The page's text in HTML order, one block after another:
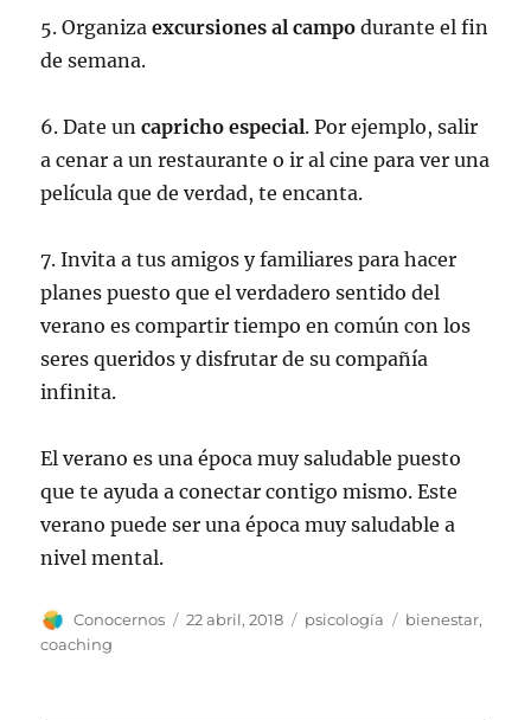
5. Organizaexcursiones al campo durante el fin
de semana.
6. Date uncapricho especial. Por ejemplo, salir
a cenar a un restaurante o ir al cine para ver una
película que de verdad, te encanta.
7. Invita a tus amigos y familiares para hacer
planes puesto que el verdadero sentido del
verano es compartir tiempo en común con los
seres queridos y disfrutar de su compañía
infinita.
El verano es una época muy saludable puesto
que te ayuda a conectar contigo mismo. Este
verano puede ser una época muy saludable a
nivel mental.
Autor
Conocernos
Publicado
22 abril, 2018 Categorías
psicología Etiquetas
bienestar,
coaching